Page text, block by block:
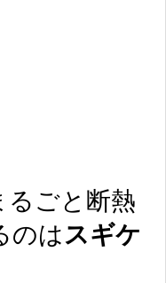
るごと断熱
のはスギケ